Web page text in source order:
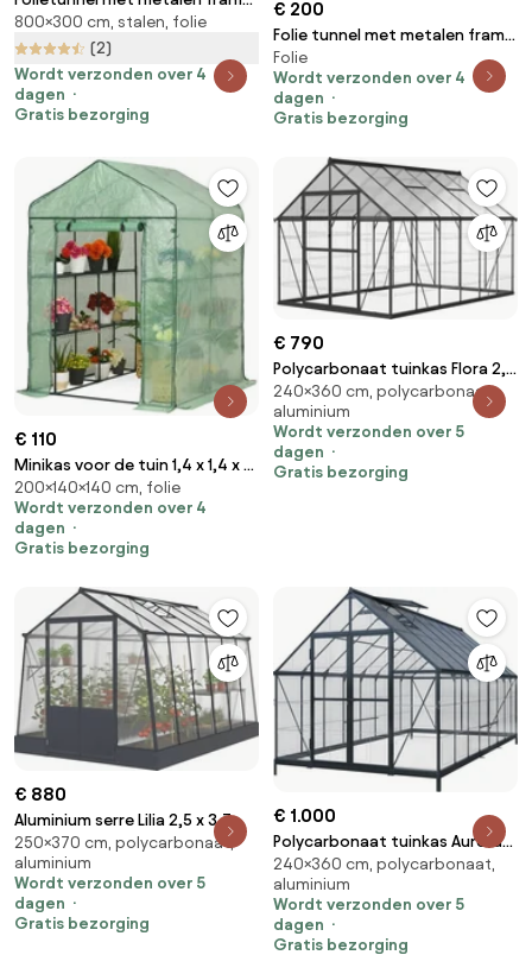
3x8m Garden Point groen met
deur
800×300 cm, stalen, folie
(2)
Wordt verzonden over 4
dagen
Gratis bezorging
€ 200
Folie tunnel met metalen frame
3x4,5m Garden Point groen
met 2 paar deuren
Folie
Wordt verzonden over 4
dagen
Gratis bezorging
€ 110
Minikas voor de tuin 1,4 x 1,4 x 2
Tuinpunt groen
200×140×140 cm, folie
Wordt verzonden over 4
dagen
Gratis bezorging
€ 790
Polycarbonaat tuinkas Flora 2,4
x 3,6 m CoverTech zwart
240×360 cm, polycarbonaat,
aluminium
Wordt verzonden over 5
dagen
Gratis bezorging
€ 880
Aluminium serre Lilia 2,5 x 3,7 m
CoverTech antraciet
250×370 cm, polycarbonaat,
aluminium
Wordt verzonden over 5
dagen
Gratis bezorging
€ 1.000
Polycarbonaat tuinkas Aurora
2,4 x 3,6 m CoverTech zwart
240×360 cm, polycarbonaat,
aluminium
Wordt verzonden over 5
dagen
Gratis bezorging